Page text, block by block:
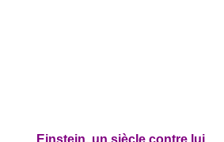
Einstein, un siècle contre lui